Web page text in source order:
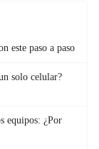
este paso a paso
solo celular?
equipos: ¿Por